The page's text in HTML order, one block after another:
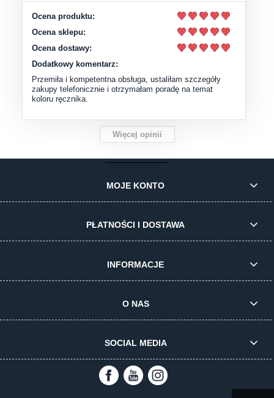
Ocena produktu:
Ocena sklepu:
Ocena dostawy:
Dodatkowy komentarz:
Przemiła i kompetentna obsługa, ustaliłam szczegóły
zakupy telefonicznie i otrzymałam poradę na temat
koloru ręcznika.
Więcej opinii
MOJE KONTO
PŁATNOŚCI I DOSTAWA
INFORMACJE
O NAS
SOCIAL MEDIA